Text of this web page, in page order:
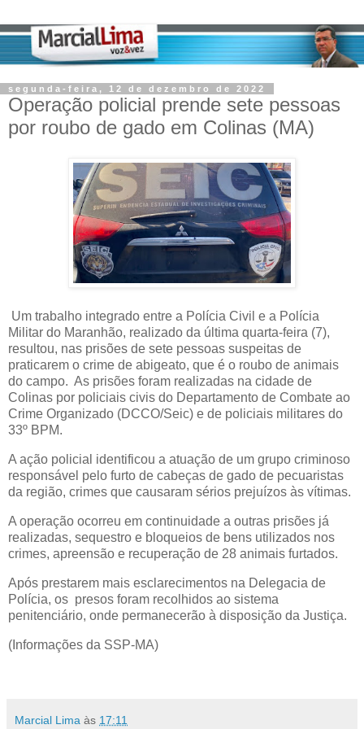
segunda-feira, 12 de dezembro de 2022
Operação policial prende sete pessoas
por roubo de gado em Colinas (MA)
Um trabalho integrado entre a Polícia Civil e a Polícia
Militar do Maranhão, realizado da última quarta-feira (7),
resultou, nas prisões de sete pessoas suspeitas de
praticarem o crime de abigeato, que é o roubo de animais
do campo. As prisões foram realizadas na cidade de
Colinas por policiais civis do Departamento de Combate ao
Crime Organizado (DCCO/Seic) e de policiais militares do
33º BPM.
A ação policial identificou a atuação de um grupo criminoso
responsável pelo furto de cabeças de gado de pecuaristas
da região, crimes que causaram sérios prejuízos às vítimas.
A operação ocorreu em continuidade a outras prisões já
realizadas, sequestro e bloqueios de bens utilizados nos
crimes, apreensão e recuperação de 28 animais furtados.
Após prestarem mais esclarecimentos na Delegacia de
Polícia, os presos foram recolhidos ao sistema
penitenciário, onde permanecerão à disposição da Justiça.
(Informações da SSP-MA)
Marcial Lima às 17:11